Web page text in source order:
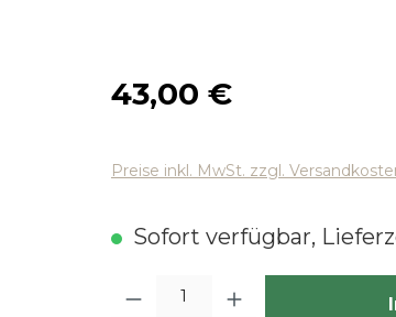
Regulärer Preis:
43,00 €
Preise inkl. MwSt. zzgl.
Sofort verfügbar,
Produkt Anzahl: Gib den